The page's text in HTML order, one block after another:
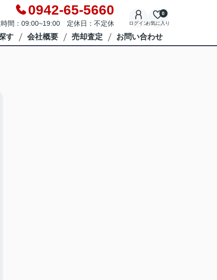
0942-65-5660
間：09:00~19:00 定休日：不定休 ログインお気に入り
0
す 会社概要 売却査定 お問い合わせ